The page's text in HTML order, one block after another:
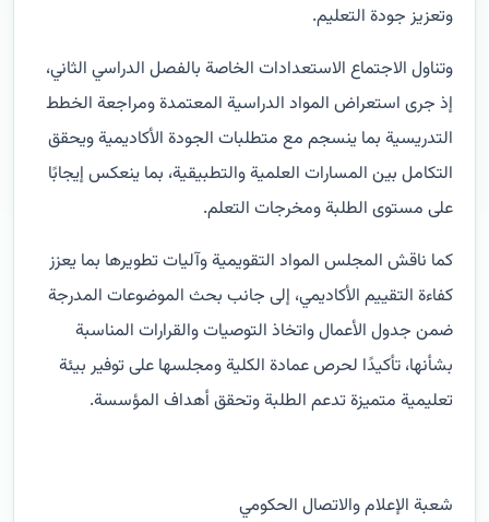
وتعزيز جودة التعليم.
وتناول الاجتماع الاستعدادات الخاصة بالفصل الدراسي الثاني،
إذ جرى استعراض المواد الدراسية المعتمدة ومراجعة الخطط
التدريسية بما ينسجم مع متطلبات الجودة الأكاديمية ويحقق
التكامل بين المسارات العلمية والتطبيقية، بما ينعكس إيجابًا
على مستوى الطلبة ومخرجات التعلم.
كما ناقش المجلس المواد التقويمية وآليات تطويرها بما يعزز
كفاءة التقييم الأكاديمي، إلى جانب بحث الموضوعات المدرجة
ضمن جدول الأعمال واتخاذ التوصيات والقرارات المناسبة
بشأنها، تأكيدًا لحرص عمادة الكلية ومجلسها على توفير بيئة
تعليمية متميزة تدعم الطلبة وتحقق أهداف المؤسسة.
شعبة الإعلام والاتصال الحكومي